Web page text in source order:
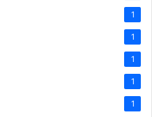
1
1
1
1
1